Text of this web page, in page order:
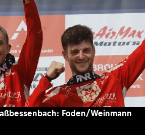
Foden/Weinmann